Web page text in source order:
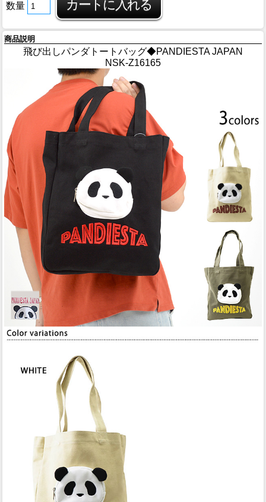
数量
商品説明
飛び出しパンダトートバッグ◆PANDIESTA JAPAN
NSK-Z16165